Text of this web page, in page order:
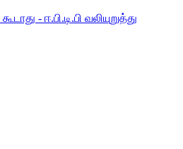
- ஈ.பி.டி.பி வலியுறுத்து